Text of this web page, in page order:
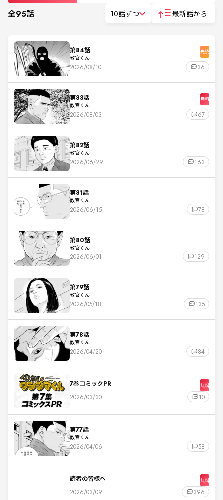
全95話 10話ずつ 最新話から
第84話
教官くん
先読
2026/08/10 36
第83話
教官くん
無料
2026/08/03 67
第82話
教官くん
2026/06/29 163
第81話
教官くん
2026/06/15 78
第80話
教官くん
2026/06/01 129
第79話
教官くん
2026/05/18 135
第78話
教官くん
2026/04/20 84
7巻コミックPR 無料
2026/03/30 10
第77話
教官くん
2026/04/06 58
読者の皆様へ 無料
2026/03/09 396